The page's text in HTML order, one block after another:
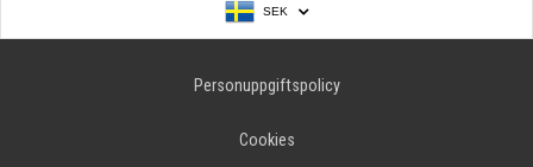
SEK
Personuppgiftspolicy
Cookies